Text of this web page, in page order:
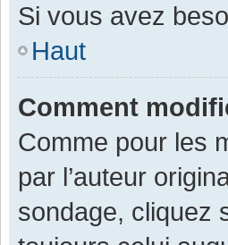
Si vous avez
Haut
Comment
Comme pour les
par l’auteur
sondage, cliquez